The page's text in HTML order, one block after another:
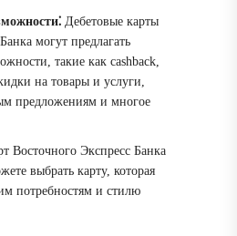
Дебетовые карты
могут предлагать
такие как cashback,
на товары и услуги,
предложениям и многое
Восточного Экспресс Банка
выбрать карту, которая
потребностям и стилю